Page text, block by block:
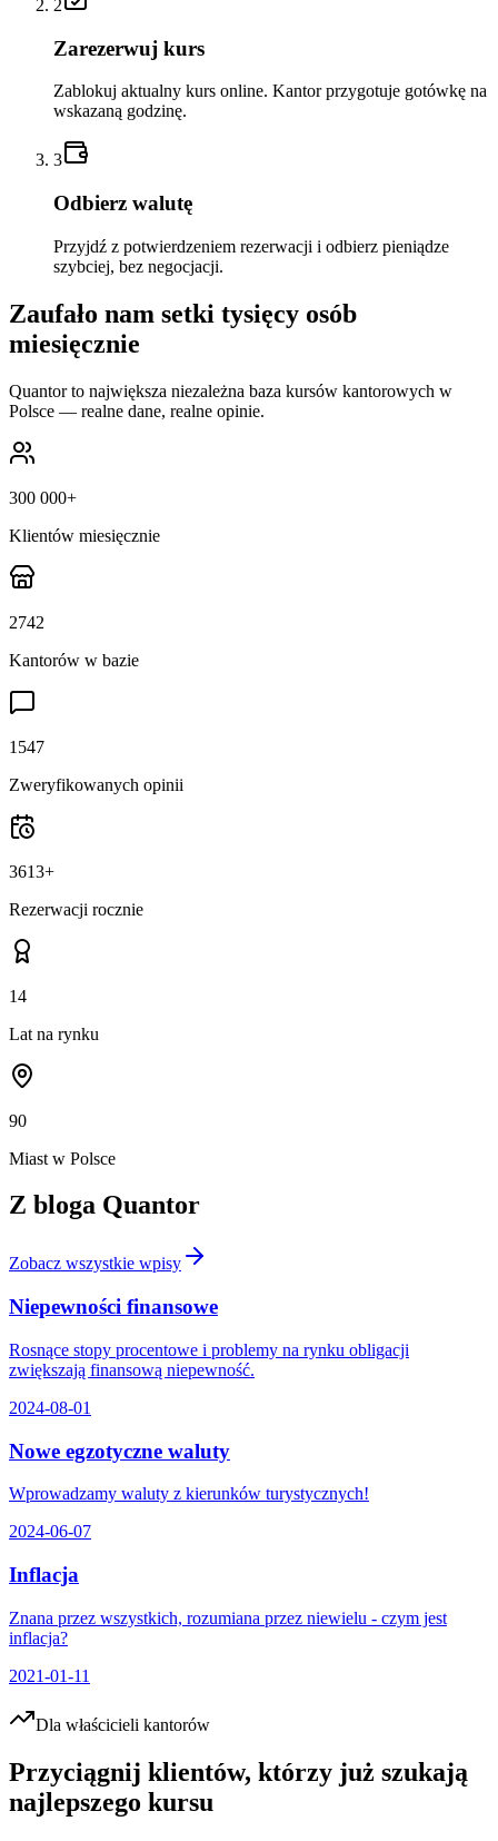
2
Zarezerwuj kurs
Zablokuj aktualny kurs online. Kantor przygotuje gotówkę na
wskazaną godzinę.
3
Odbierz walutę
Przyjdź z potwierdzeniem rezerwacji i odbierz pieniądze
szybciej, bez negocjacji.
Zaufało nam setki tysięcy osób
miesięcznie
Quantor to największa niezależna baza kursów kantorowych w
Polsce — realne dane, realne opinie.
300 000+
Klientów miesięcznie
2742
Kantorów w bazie
1547
Zweryfikowanych opinii
3613+
Rezerwacji rocznie
14
Lat na rynku
90
Miast w Polsce
Z bloga Quantor
Zobacz wszystkie wpisy
Niepewności finansowe
Rosnące stopy procentowe i problemy na rynku obligacji
zwiększają finansową niepewność.
2024-08-01
Nowe egzotyczne waluty
Wprowadzamy waluty z kierunków turystycznych!
2024-06-07
Inflacja
Znana przez wszystkich, rozumiana przez niewielu - czym jest
inflacja?
2021-01-11
Dla właścicieli kantorów
Przyciągnij klientów, którzy już szukają
najlepszego kursu